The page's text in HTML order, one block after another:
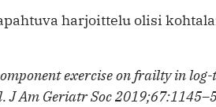
harjoittelu olisi
exercise on frailty in
Am Geriatr Soc